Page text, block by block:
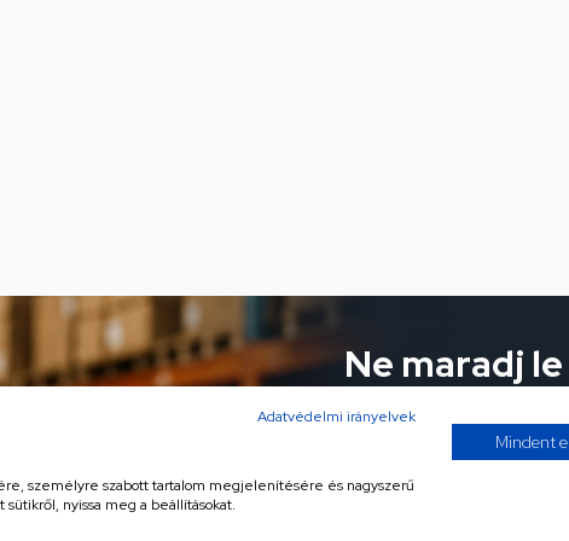
Adatvédelmi irányelvek
személyre szabott tartalom megjelenítésére és nagyszerű
nyissa meg a beállításokat.
Mindent
Ne maradj
ajánlatokról!
Iratkozz fel